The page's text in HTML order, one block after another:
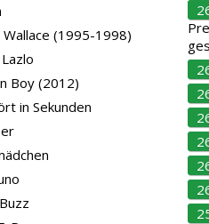
Wallace (1995-1998)
Boy (2012)
in Sekunden